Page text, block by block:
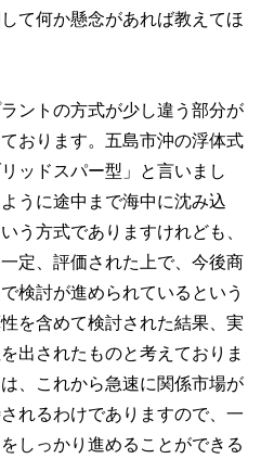
て何か懸念があれば教えてほ
ントの方式が少し違う部分が
おります。五島市沖の浮体式
ッドスパー型」と言いまし
うに途中まで海中に沈み込
う方式でありますけれども、
定、評価された上で、今後商
検討が進められているという
を含めて検討された結果、実
出されたものと考えておりま
、これから急速に関係市場が
れるわけでありますので、一
しっかり進めることができる